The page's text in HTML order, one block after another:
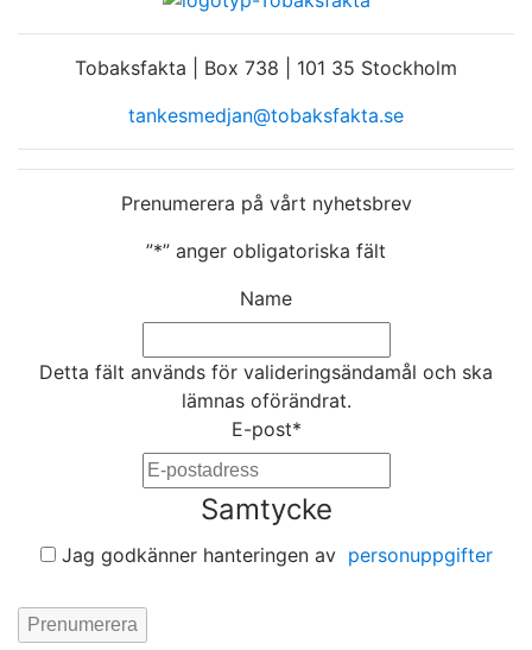
Tobaksfakta | Box 738 | 101 35 Stockholm
tankesmedjan@tobaksfakta.se
Prenumerera på vårt nyhetsbrev
”*” anger obligatoriska fält
Name
Detta fält används för valideringsändamål och ska
lämnas oförändrat.
E-post*
Samtycke
Jag godkänner hanteringen av personuppgifter